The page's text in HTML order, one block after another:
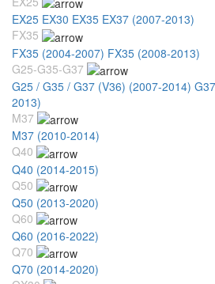
EX25 EX30 EX35 EX37 (2007-2013)
FX35
FX35 (2004-2007) FX35 (2008-2013)
G25-G35-G37
G25 / G35 / G37 (V36) (2007-2014)
2013)
M37
M37 (2010-2014)
Q40
Q40 (2014-2015)
Q50
Q50 (2013-2020)
Q60
Q60 (2016-2022)
Q70
Q70 (2014-2020)